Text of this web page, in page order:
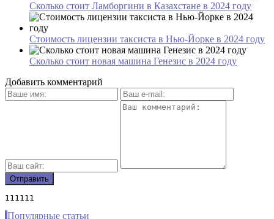
Сколько стоит Ламборгини в Казахстане в 2024 году
Стоимость лицензии таксиста в Нью-Йорке в 2024 году
Сколько стоит новая машина Генезис в 2024 году
Добавить комментарий
111111
Популярные статьи